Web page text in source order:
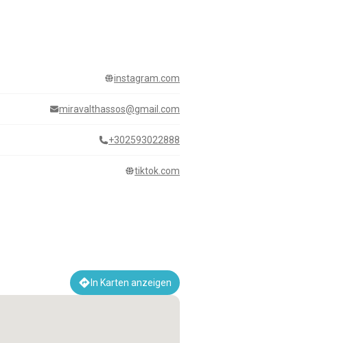
instagram.com
miravalthassos@gmail.com
+302593022888
tiktok.com
In Karten anzeigen